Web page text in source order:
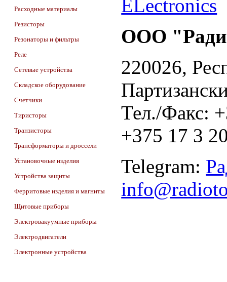
Расходные материалы
Резисторы
Резонаторы и фильтры
Реле
Сетевые устройства
Складское оборудование
Счетчики
Тиристоры
Транзисторы
Трансформаторы и дроссели
Установочные изделия
Устройства защиты
Ферритовые изделия и магниты
Щитовые приборы
Электровакуумные приборы
Электродвигатели
Электронные устройства
ELectronics
ООО
220026,
Тел./Факс:
+375 17 3
Telegram: